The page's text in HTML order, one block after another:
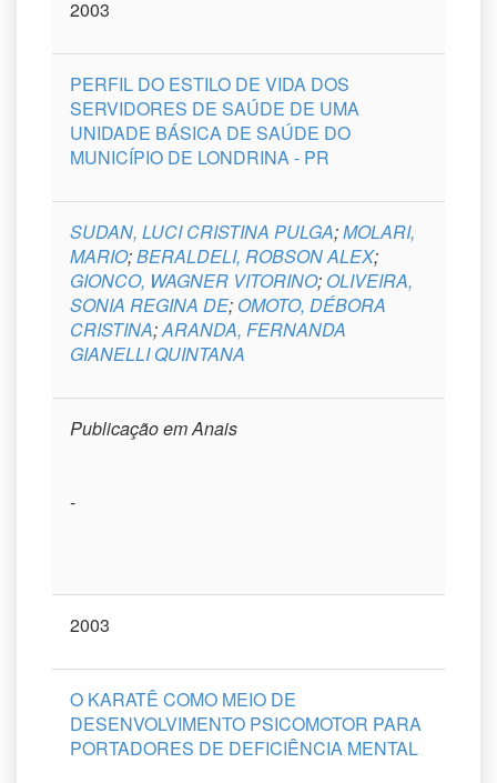
2003
PERFIL DO ESTILO DE VIDA DOS
SERVIDORES DE SAÚDE DE UMA
UNIDADE BÁSICA DE SAÚDE DO
MUNICÍPIO DE LONDRINA - PR
SUDAN, LUCI CRISTINA PULGA;MOLARI,
MARIO;BERALDELI, ROBSON ALEX;
GIONCO, WAGNER VITORINO; OLIVEIRA,
SONIA REGINA DE; OMOTO, DÉBORA
CRISTINA;ARANDA, FERNANDA
GIANELLI QUINTANA
Publicação em Anais
-
2003
O KARATÊ COMO MEIO DE
DESENVOLVIMENTO PSICOMOTOR PARA
PORTADORES DE DEFICIÊNCIA MENTAL